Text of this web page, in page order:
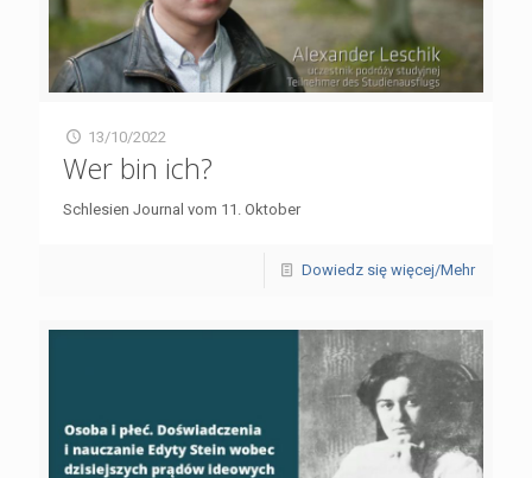
13/10/2022
Wer bin ich?
Schlesien Journal vom 11. Oktober
Dowiedz się więcej/Mehr